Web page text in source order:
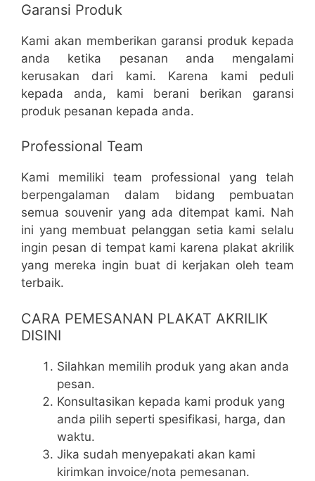
Garansi Produk
Kami akan memberikan garansi produk kepada
anda ketika pesanan anda mengalami
kerusakan dari kami. Karena kami peduli
kepada anda, kami berani berikan garansi
produk pesanan kepada anda.
Professional Team
Kami memiliki team professional yang telah
berpengalaman dalam bidang pembuatan
semua souvenir yang ada ditempat kami. Nah
ini yang membuat pelanggan setia kami selalu
ingin pesan di tempat kami karena plakat akrilik
yang mereka ingin buat di kerjakan oleh team
terbaik.
CARA PEMESANAN PLAKAT AKRILIK
DISINI
Silahkan memilih produk yang akan anda
pesan.
Konsultasikan kepada kami produk yang
anda pilih seperti spesifikasi, harga, dan
waktu.
Jika sudah menyepakati akan kami
kirimkan invoice/nota pemesanan.